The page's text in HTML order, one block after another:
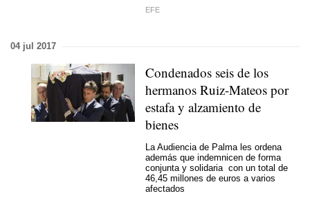
EFE
04 jul 2017
Condenados seis de los
hermanos Ruiz-Mateos por
estafa y alzamiento de
bienes
La Audiencia de Palma les ordena
además que indemnicen de forma
conjunta y solidaria con un total de
46,45 millones de euros a varios
afectados